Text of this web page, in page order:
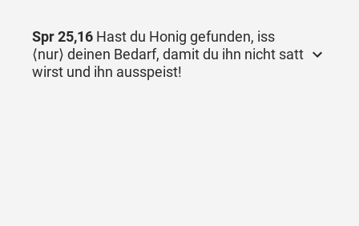
Spr 25,16 Hast du Honig gefunden, iss
⟨nur⟩ deinen Bedarf, damit du ihn nicht satt
wirst und ihn ausspeist!